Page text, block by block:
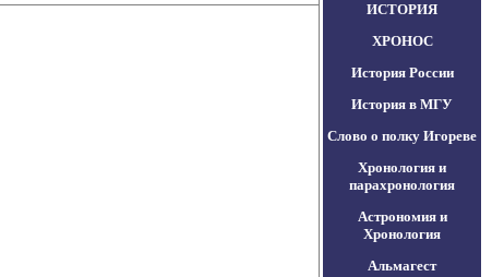
ИСТОРИЯ
ХРОНОС
История России
История в МГУ
Слово о полку Игореве
Хронология и
парахронология
Астрономия и
Хронология
Альмагест